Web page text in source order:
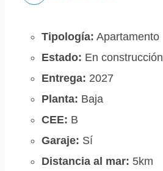
Tipología: Apartamento
Estado: En construcción
Entrega: 2027
Planta: Baja
CEE: B
Garaje: Sí
Distancia al mar: 5km